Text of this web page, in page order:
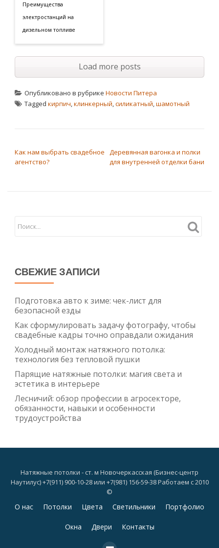
Преимущества
электростанций на
дизельном топливе
Load more posts
Опубликовано в рубрике Новости Питера
Tagged кирпич,клинкерный,силикатный,шамотный
Как нам выбрать свадебное
агентство?
Деревянная вагонка и полки
для внутренней отделки бани
СВЕЖИЕ ЗАПИСИ
Подготовка авто к зиме: чек-лист для
безопасной езды
Как сформулировать задачу фотографу, чтобы
свадебные кадры точно оправдали ожидания
Холодный монтаж натяжного потолка:
технология без тепловой пушки
Парящие натяжные потолки: магия света и
эстетика в интерьере
Лесничий: обзор профессии в агросекторе,
обязанности, навыки и особенности
трудоустройства
Натяжные потолки - ст. м Новочеркасская (Бизнес-центр
Наутилус) +7(911) 900-10-28 или +7(981) 156-59-38 Работаем с 2010
©
Дополнительное
О нас Потолки Цвета Светильники Портфолио
Окна Двери Контакты